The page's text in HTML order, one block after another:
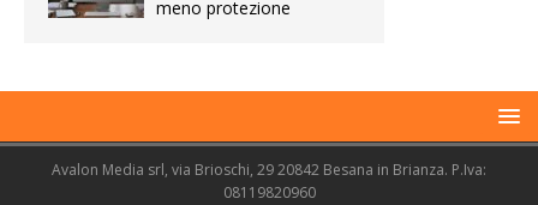
meno protezione
Avalon Media srl, via Brioschi, 29 20842 Besana in Brianza. P.Iva:
08119820960